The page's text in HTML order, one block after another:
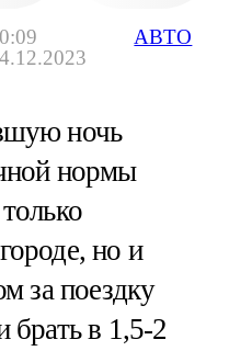
АВТО
ночь
нормы
но и
за поездку
брать в 1,5-2